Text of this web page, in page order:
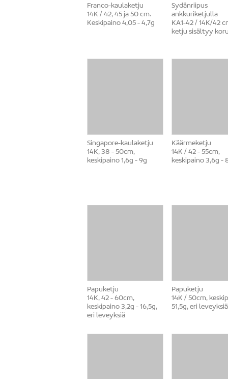
Franco-kaulaketju
14K / 42, 45 ja 50 cm.
Keskipaino 4,05 - 4,7g
Sydänriipus
ankkuriketjulla
KA1-42 / 14K/42
ketju sisältyy
Singapore-kaulaketju
14K, 38 - 50cm,
keskipaino 1,6g - 9g
Käärmeketju
14K / 42 - 55cm,
keskipaino 3,6g -
Papuketju
14K, 42 - 60cm,
keskipaino 3,2g - 16,5g,
eri leveyksiä
Papuketju
14K / 50cm,
51,5g, eri leveyksiä